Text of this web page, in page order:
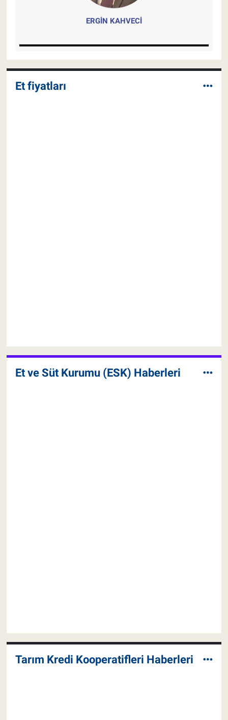
ERGIN KAHVECI
Et fiyatları
Et ve Süt Kurumu (ESK) Haberleri
Tarım Kredi Kooperatifleri Haberleri